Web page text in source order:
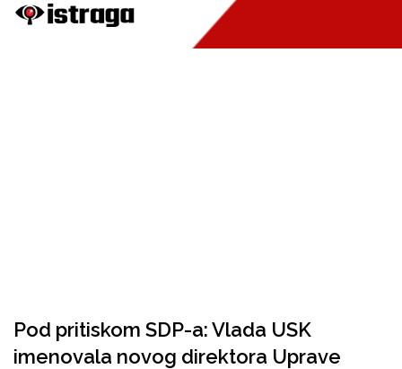
Pod pritiskom SDP-a: Vlada USK
imenovala novog direktora Uprave